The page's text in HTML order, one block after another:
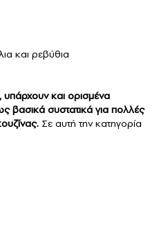
και ρεβύθια
, υπάρχουν και ορισμένα
βασικά συστατικά για πολλές
Σε αυτή την κατηγορία